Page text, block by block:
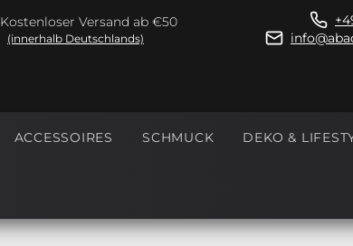
Kostenloser Versand ab €50
(innerhalb Deutschlands)
ACCESSOIRES SCHMUCK DEKO &